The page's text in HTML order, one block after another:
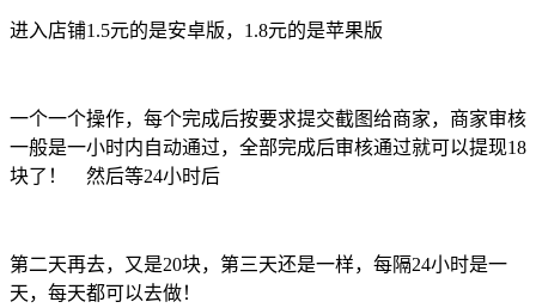
进入店铺1.5元的是安卓版，1.8元的是苹果版
一个一个操作，每个完成后按要求提交截图给商家，商家审核
一般是一小时内自动通过，全部完成后审核通过就可以提现18
块了！ 然后等24小时后
第二天再去，又是20块，第三天还是一样，每隔24小时是一
天，每天都可以去做！